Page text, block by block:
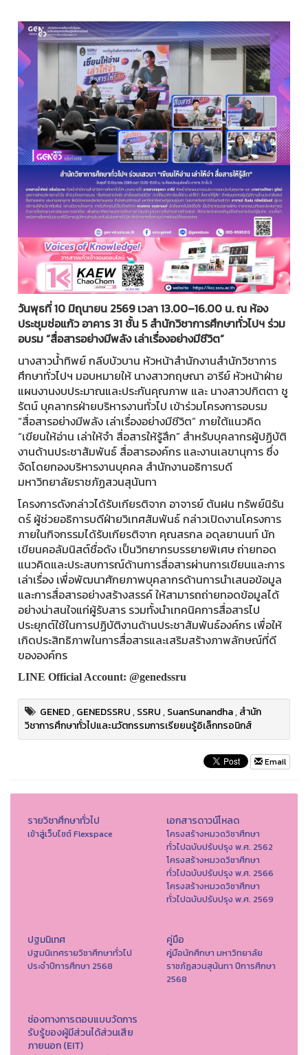
วันพุธที่ 10 มิถุนายน 2569 เวลา 13.00–16.00 น. ณ ห้อง
ประชุมช่อแก้ว อาคาร 31 ชั้น 5สำนักวิชาการศึกษาทั่วไปฯ ร่วม
อบรม “สื่อสารอย่างมีพลัง เล่าเรื่องอย่างมีชีวิต”
นางสาวน้ำทิพย์ กลีบบัวบาน หัวหน้าสำนักงานสำนักวิชาการ
ศึกษาทั่วไปฯ มอบหมายให้ นางสาวกฤษณา อารีย์ หัวหน้าฝ่าย
แผนงานงบประมาณและประกันคุณภาพ และ นางสาวปกิตตา ชู
รัตน์ บุคลากรฝ่ายบริหารงานทั่วไป เข้าร่วมโครงการอบรม
“สื่อสารอย่างมีพลัง เล่าเรื่องอย่างมีชีวิต” ภายใต้แนวคิด
“เขียนให้อ่าน เล่าให้จำ สื่อสารให้รู้สึก” สำหรับบุคลากรผู้ปฏิบัติ
งานด้านประชาสัมพันธ์ สื่อสารองค์กร และงานเลขานุการ ซึ่ง
จัดโดยกองบริหารงานบุคคล สำนักงานอธิการบดี
มหาวิทยาลัยราชภัฏสวนสุนันทา
โครงการดังกล่าวได้รับเกียรติจาก อาจารย์ ต้นฝน ทรัพย์นิรัน
ดร์ ผู้ช่วยอธิการบดีฝ่ายวิเทศสัมพันธ์ กล่าวเปิดงานโครงการ
ภายในกิจกรรมได้รับเกียรติจาก คุณสรกล อดุลยานนท์ นัก
เขียนคอลัมนิสต์ชื่อดัง เป็นวิทยากรบรรยายพิเศษ ถ่ายทอด
แนวคิดและประสบการณ์ด้านการสื่อสารผ่านการเขียนและการ
เล่าเรื่อง เพื่อพัฒนาศักยภาพบุคลากรด้านการนำเสนอข้อมูล
และการสื่อสารอย่างสร้างสรรค์ ให้สามารถถ่ายทอดข้อมูลได้
อย่างน่าสนใจแก่ผู้รับสาร รวมทั้งนำเทคนิคการสื่อสารไป
ประยุกต์ใช้ในการปฏิบัติงานด้านประชาสัมพันธ์องค์กร เพื่อให้
เกิดประสิทธิภาพในการสื่อสารและเสริมสร้างภาพลักษณ์ที่ดี
ขององค์กร
LINE Official Account: @genedssru
GENED,GENEDSSRU,SSRU,SuanSunandha,สำนัก
วิชาการศึกษาทั่วไปและนวัตกรรมการเรียยนรู้อิเล็กทรอนิกส์
Email
รายวิชาศึกษาทั่วไป
เข้าสู่เว็บไซต์ Flexspace
เอกสารดาวน์โหลด
โครงสร้างหมวดวิชาศึกษา
ทั่วไปฉบับปรับปรุง พ.ศ. 2562
โครงสร้างหมวดวิชาศึกษา
ทั่วไปฉบับปรับปรุง พ.ศ. 2566
โครงสร้างหมวดวิชาศึกษา
ทั่วไปฉบับปรับปรุง พ.ศ. 2569
ปฐมนิเทศ
ปฐมนิเทศรายวิชาศึกษาทั่วไป
ประจำปีการศึกษา 2568
คู่มือ
คู่มือนักศึกษา มหาวิทยาลัย
ราชภัฏสวนสุนันทา ปีการศึกษา
2568
ช่องทางการตอบแบบวัดการ
รับรู้ของผู้มีส่วนได้ส่วนเสีย
ภายนอก (EIT)